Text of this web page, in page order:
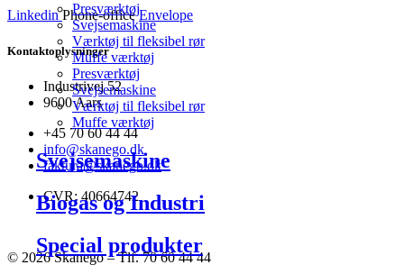
Presværktøj
Svejsemaskine
Værktøj til fleksibel rør
Muffe værktøj
Presværktøj
Svejsemaskine
Værktøj til fleksibel rør
Muffe værktøj
Svejsemaskine
Biogas og Industri
Special produkter
Linkedin Phone-office Envelope
Kontaktoplysninger
Industrivej 52
9600 Aars
+45 70 60 44 44
info@skanego.dk
faktura@skanego.dk
CVR: 40664742
© 2026 Skanego – Tlf. 70 60 44 44